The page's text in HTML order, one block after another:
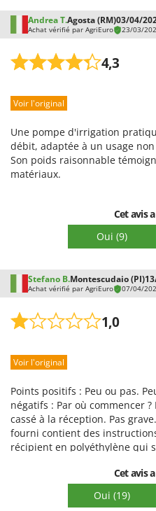
Udor
Unger
V
Verdemax
Volpi
W
Waldner
Weber
Wiper EcoRobot
Wolf Garten
Worx
Y Yard Force
Z
Zanon
ZGrills
Zodiac
Zomax
Andrea T.Agosta (RM)03/04/
Achat vérifié par AgriEuro 23/03/
4,3
Prestations
Qualité / Prix
Facilité de montage
Voir l'original
Une pompe d'irrigation
débit, adaptée à un usage
Son poids raisonnable
matériaux.
Cet avis
Oui (9)
Stefano B.Montescudaio (PI)
Achat vérifié par AgriEuro 07/04/
1,0
Prestations
Qualité / Prix
Facilité de montage
Emballage
Voir l'original
Points positifs : Peu ou pas.
négatifs : Par où commencer
cassé à la réception. Pas
fourni contient des
récipient en polyéthylène qui
savoir où brancher les
surprise : les raccords sont
pouces ! Impossible donc
Cet avis
Oui (19)